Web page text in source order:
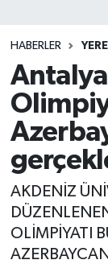
HABERLER
AKDENİZ
OLİMPİYATI